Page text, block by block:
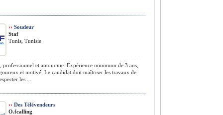
›› Soudeur
Staf
Tunis, Tunisie
et autonome. Expérience minimum de 3 ans,
et motivé. Le candidat doit maîtriser les travaux de
les ...
›› Des Télévendeurs
O.fcalling